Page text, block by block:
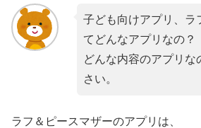
子ども向けアプリ、ラ
てどんなアプリなの？
どんな内容のアプリな
さい。
ラフ＆ピースマザーのアプリは、